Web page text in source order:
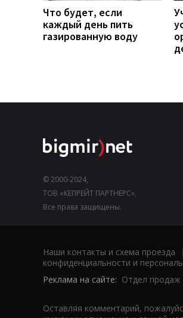
Что будет, если
каждый день пить
газированную воду
© 2000-2024,
ТОВ «КЕПРЕЙТ ПАРТНЕРС».
Все права защищены.
Наши контакты и схема проезда
конфиденциальности и
Реклама на сайте: Отдел продаж
Оставляя комментарий,